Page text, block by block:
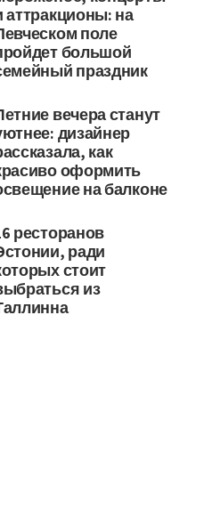
аттракционы: на
поле
большой
праздник
вечера станут
дизайнер
как
оформить
на балконе
ресторанов
ради
стоит
из